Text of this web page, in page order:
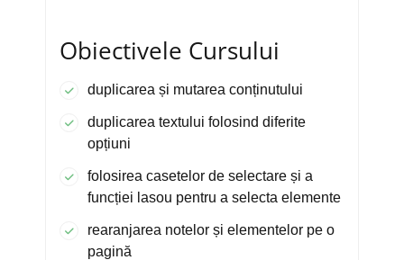
Obiectivele Cursului
duplicarea și mutarea conținutului
duplicarea textului folosind diferite
opțiuni
folosirea casetelor de selectare și a
funcției lasou pentru a selecta elemente
rearanjarea notelor și elementelor pe o
pagină